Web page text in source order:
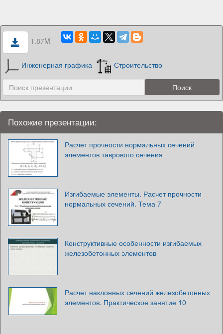
1.87M
Инженерная графика Строительство
Похожие презентации:
Расчет прочности нормальных сечений
элементов таврового сечения
Изгибаемые элементы. Расчет прочности
нормальных сечений. Тема 7
Конструктивные особенности изгибаемых
железобетонных элементов
Расчет наклонных сечений железобетонных
элементов. Практическое занятие 10